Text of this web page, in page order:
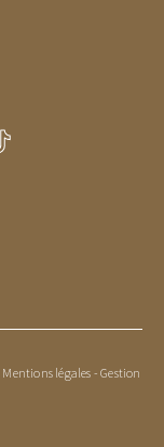
Mentions légales -Gestion